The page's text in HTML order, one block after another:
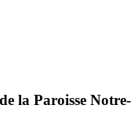
la Paroisse Notre-